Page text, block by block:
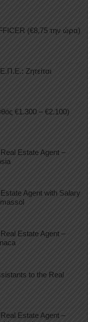
(€8,75 την ώρα)
Ζητείται
€1.300 – €2.100)
Estate Agent –
Agent with Salary
Estate Agent –
to the Real
Estate Agent –